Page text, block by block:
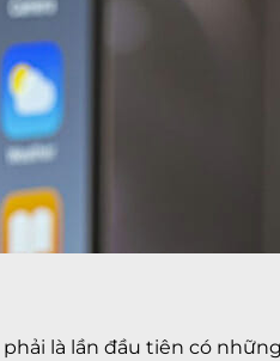
là lần đầu tiên có